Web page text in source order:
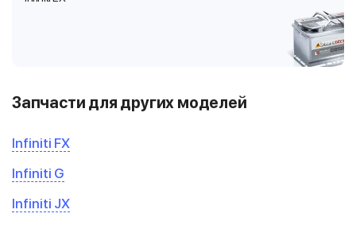
Запчасти для других моделей
Infiniti FX
Infiniti G
Infiniti JX